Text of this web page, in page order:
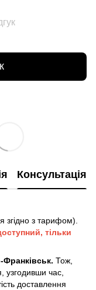
Консультація
згідно з тарифом).
тільки
Франківськ. Тож,
час,
доставлення